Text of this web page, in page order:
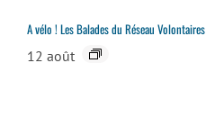
A vélo ! Les Balades du Réseau Volontaires
12 août